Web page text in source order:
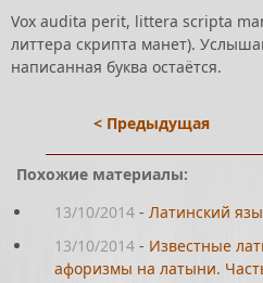
Vox audita perit, littera scripta
литтера скрипта манет).
написанная буква остаётся.
< Предыдущая
Похожие материалы:
13/10/2014 - Латинский
13/10/2014 - Известные
афоризмы на латыни.